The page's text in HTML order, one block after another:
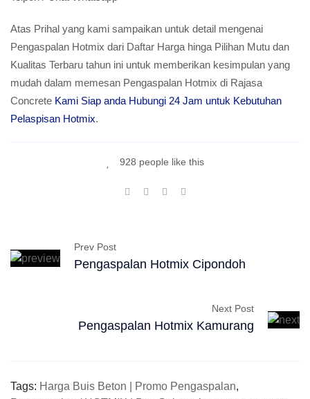
Atas Prihal yang kami sampaikan untuk detail mengenai
Pengaspalan Hotmix dari Daftar Harga hinga Pilihan Mutu dan
Kualitas Terbaru tahun ini untuk memberikan kesimpulan yang
mudah dalam memesan Pengaspalan Hotmix di Rajasa
Concrete Kami Siap anda Hubungi 24 Jam untuk Kebutuhan
Pelaspisan Hotmix.
928 people like this
Prev Post
Pengaspalan Hotmix Cipondoh
Next Post
Pengaspalan Hotmix Kamurang
Tags: Harga Buis Beton | Promo Pengaspalan,